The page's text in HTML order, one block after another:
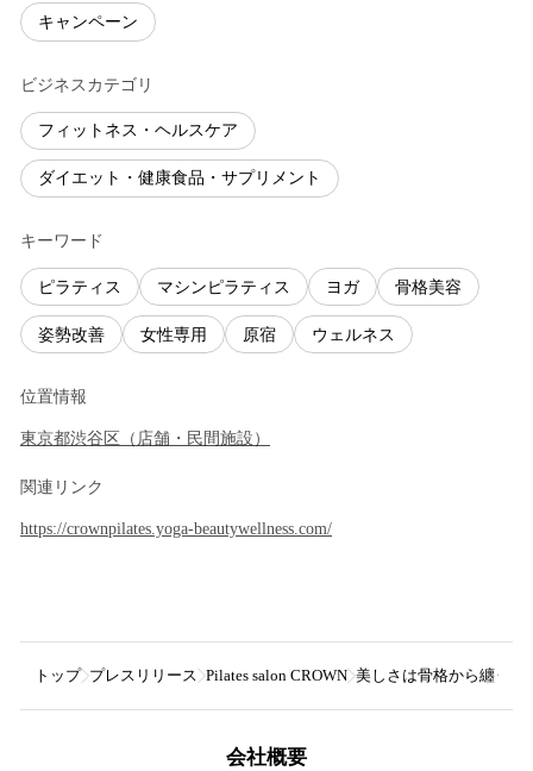
キャンペーン
ビジネスカテゴリ
フィットネス・ヘルスケア
ダイエット・健康食品・サプリメント
キーワード
ピラティス マシンピラティス ヨガ 骨格美容
姿勢改善 女性専用 原宿 ウェルネス
位置情報
東京都渋谷区 （ 店舗・民間施設 ）
関連リンク
https://crownpilates.yoga-beautywellness.com/
トップ プレスリリース Pilates salon CROWN 美しさは骨格から纏う
会社概要